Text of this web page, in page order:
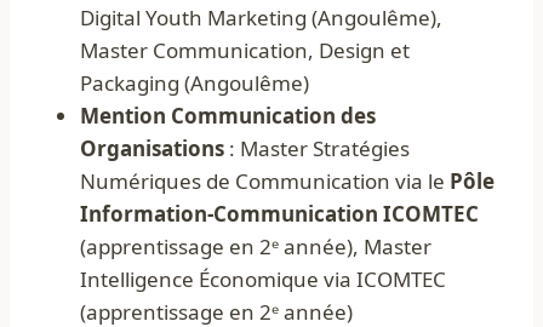
Digital Youth Marketing (Angoulême),
Master Communication, Design et
Packaging (Angoulême)
Mention Communication des
Organisations : Master Stratégies
Numériques de Communication via le Pôle
Information-Communication ICOMTEC
(apprentissage en 2ᵉ année), Master
Intelligence Économique via ICOMTEC
(apprentissage en 2ᵉ année)